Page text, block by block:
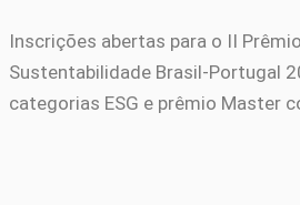
Inscrições abertas para o II
Sustentabilidade Brasil-Portugal
categorias ESG e prêmio Master